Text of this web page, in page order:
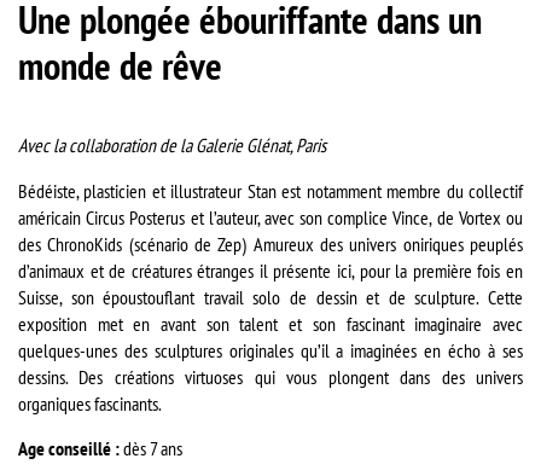
Une plongée ébouriffante dans un
monde de rêve
Avec la collaboration de la Galerie Glénat, Paris
Bédéiste, plasticien et illustrateur Stan est notamment membre du collectif
américain Circus Posterus et l’auteur, avec son complice Vince, de Vortex ou
des ChronoKids (scénario de Zep) Amureux des univers oniriques peuplés
d’animaux et de créatures étranges il présente ici, pour la première fois en
Suisse, son époustouflant travail solo de dessin et de sculpture. Cette
exposition met en avant son talent et son fascinant imaginaire avec
quelques-unes des sculptures originales qu’il a imaginées en écho à ses
dessins. Des créations virtuoses qui vous plongent dans des univers
organiques fascinants.
Age conseillé :dès 7 ans